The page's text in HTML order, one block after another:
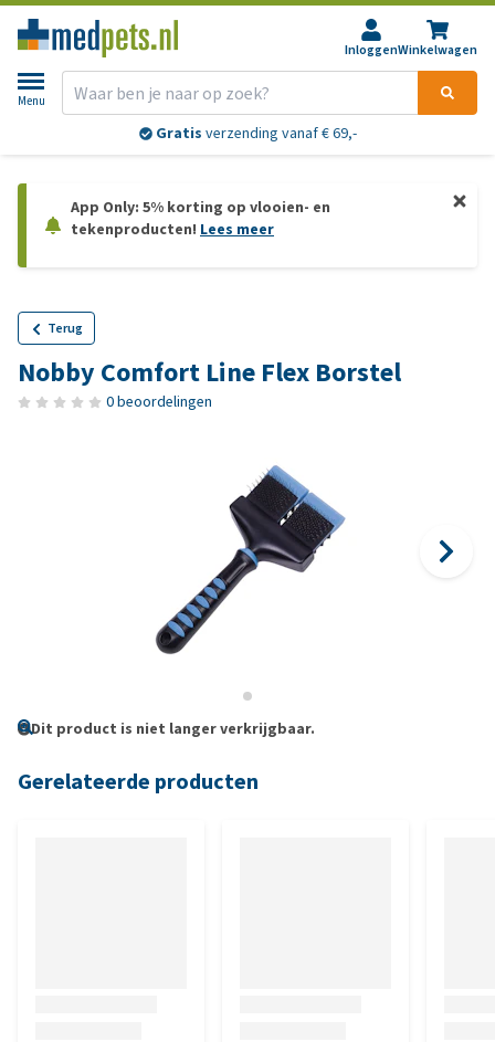
InloggenWinkelwagen
Menu
Gratis verzending vanaf € 69,-
App Only: 5% korting op vlooien- en
tekenproducten! Lees meer
Terug
Nobby Comfort Line Flex Borstel
0 beoordelingen
Dit product is niet langer verkrijgbaar.
Gerelateerde producten